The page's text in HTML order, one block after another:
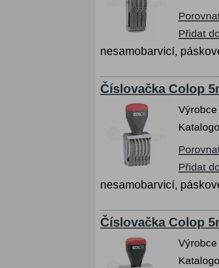
Přidat
nesamobarvicí,
Číslovačka Colop
Přidat
nesamobarvicí,
Číslovačka Colop